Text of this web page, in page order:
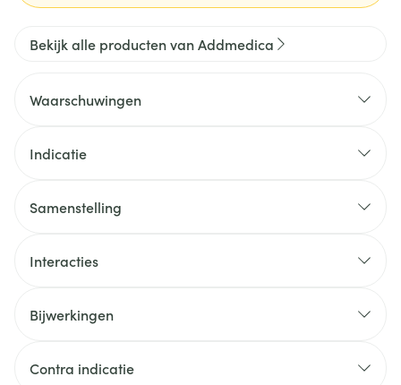
Bekijk alle producten van Addmedica
Waarschuwingen
Indicatie
Samenstelling
Interacties
Bijwerkingen
Contra indicatie